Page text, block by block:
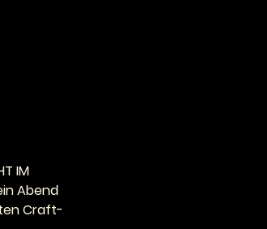
IM
Abend
Craft-